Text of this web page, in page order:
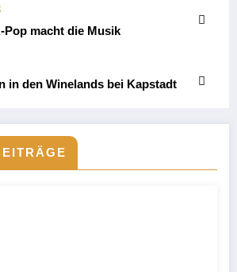
Pop macht die Musik
in den Winelands bei Kapstadt